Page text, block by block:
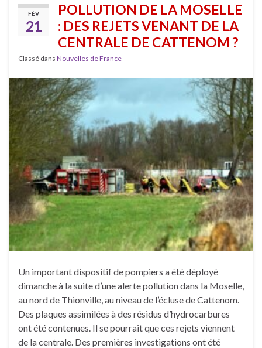
FÉV
21
POLLUTION DE LA MOSELLE
: DES REJETS VENANT DE LA
CENTRALE DE CATTENOM ?
Classé dans Nouvelles de France
Un important dispositif de pompiers a été déployé
dimanche à la suite d’une alerte pollution dans la Moselle,
au nord de Thionville, au niveau de l’écluse de Cattenom.
Des plaques assimilées à des résidus d’hydrocarbures
ont été contenues. Il se pourrait que ces rejets viennent
de la centrale. Des premières investigations ont été